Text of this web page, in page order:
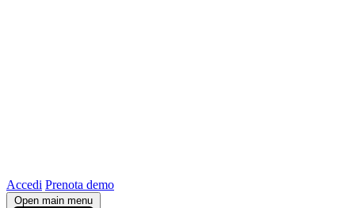
Accedi Prenota demo
Open main menu